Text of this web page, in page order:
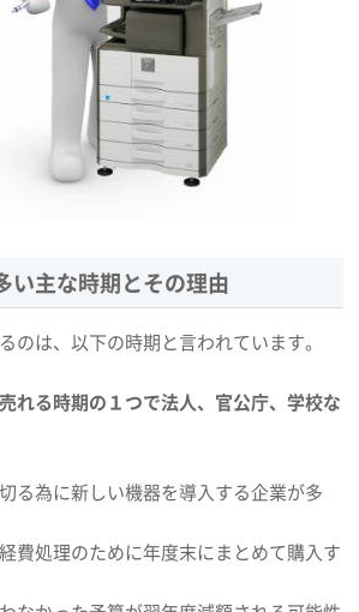
い主な時期とその理由
のは、以下の時期と言われています。
れる時期の１つで法人、官公庁、学校な
る為に新しい機器を導入する企業が多
費処理のために年度末にまとめて購入す